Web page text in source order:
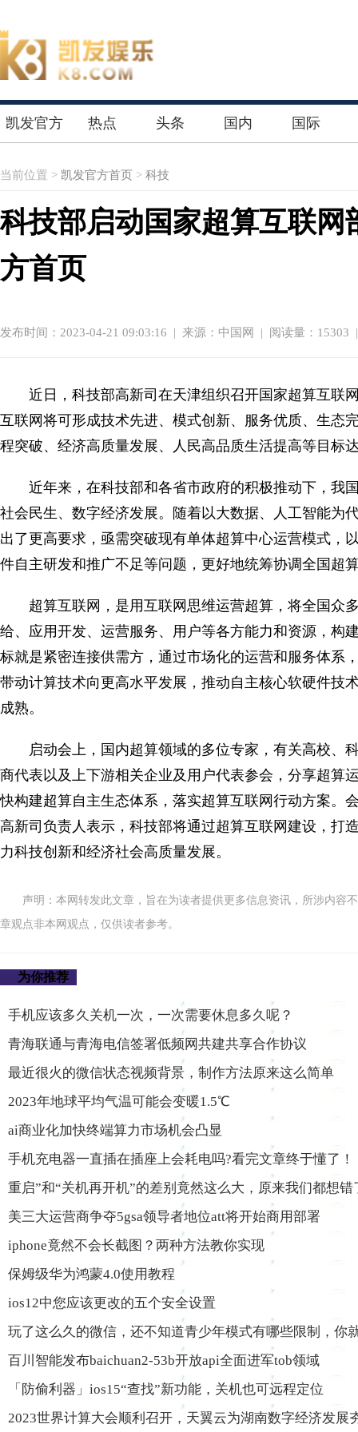
凯发官方 热点 头条 国内 国际
当前位置 > 凯发官方首页 > 科技
科技部启动国家超算互联
方首页
发布时间：2023-04-21 09:03:16 | 来源：中国网 | 阅读量：
近日，科技部高新司在天津组织召开国家超算互联
互联网将可形成技术先进、模式创新、服务优质、生态
程突破、经济高质量发展、人民高品质生活提高等目标
近年来，在科技部和各省市政府的积极推动下，我
社会民生、数字经济发展。随着以大数据、人工智能为
出了更高要求，亟需突破现有单体超算中心运营模式，
件自主研发和推广不足等问题，更好地统筹协调全国超
超算互联网，是用互联网思维运营超算，将全国众
给、应用开发、运营服务、用户等各方能力和资源，构
标就是紧密连接供需方，通过市场化的运营和服务体系
带动计算技术向更高水平发展，推动自主核心软硬件技
成熟。
启动会上，国内超算领域的多位专家，有关高校、
商代表以及上下游相关企业及用户代表参会，分享超算
快构建超算自主生态体系，落实超算互联网行动方案。
高新司负责人表示，科技部将通过超算互联网建设，打
力科技创新和经济社会高质量发展。
声明：本网转发此文章，旨在为读者提供更多信息资讯，所涉内容
章观点非本网观点，仅供读者参考。
为你推荐
手机应该多久关机一次，一次需要休息多久呢？
青海联通与青海电信签署低频网共建共享合作协议
最近很火的微信状态视频背景，制作方法原来这么简单
2023年地球平均气温可能会变暖1.5℃
ai商业化加快终端算力市场机会凸显
手机充电器一直插在插座上会耗电吗?看完文章终于懂了！
重启”和“关机再开机”的差别竟然这么大，原来我们都想错
美三大运营商争夺5gsa领导者地位att将开始商用部署
iphone竟然不会长截图？两种方法教你实现
保姆级华为鸿蒙4.0使用教程
ios12中您应该更改的五个安全设置
玩了这么久的微信，还不知道青少年模式有哪些限制，你
百川智能发布baichuan2-53b开放api全面进军tob领域
「防偷利器」ios15“查找”新功能，关机也可远程定位
2023世界计算大会顺利召开，天翼云为湖南数字经济发展